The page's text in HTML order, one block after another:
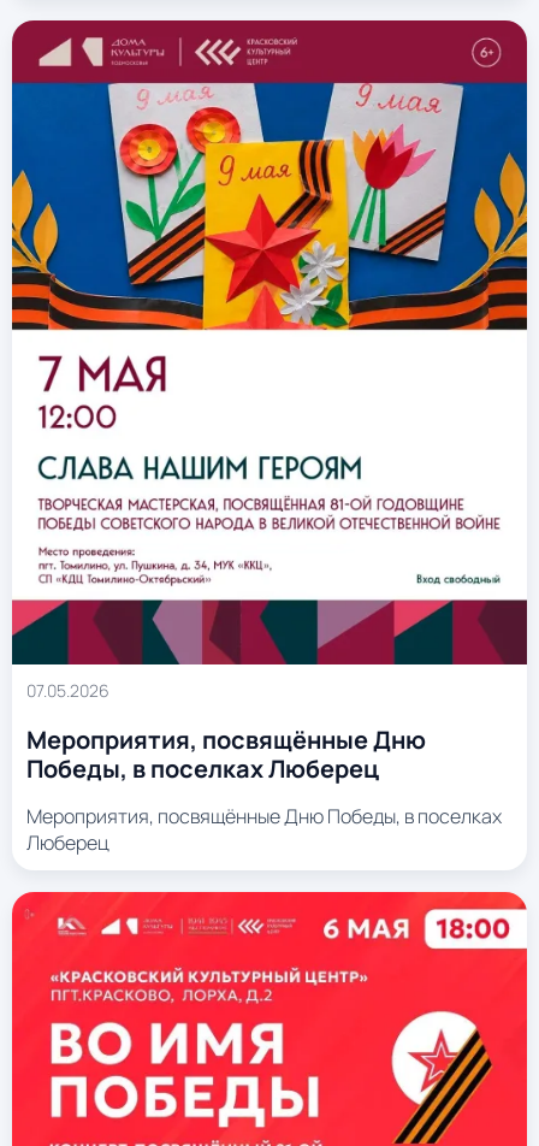
07.05.2026
Мероприятия, посвящённые Дню
Победы, в поселках Люберец
Мероприятия, посвящённые Дню Победы, в поселках
Люберец